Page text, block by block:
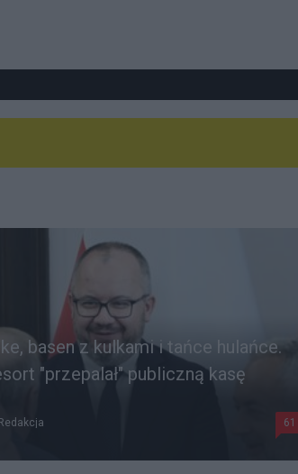
basen z kulkami i tańce hulańce.
"przepalał" publiczną kasę
61